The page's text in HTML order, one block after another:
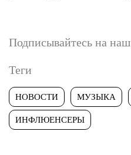
Подписывайтесь на наш
Теги
НОВОСТИ МУЗЫКА
ИНФЛЮЕНСЕРЫ